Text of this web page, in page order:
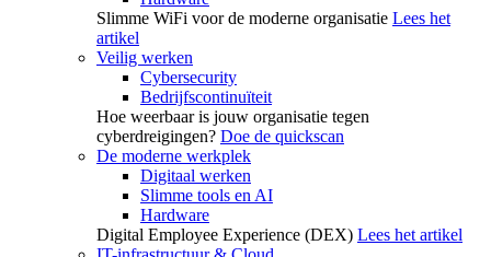
Slimme WiFi voor de moderne organisatie Lees het
artikel
Veilig werken
Cybersecurity
Bedrijfscontinuïteit
Hoe weerbaar is jouw organisatie tegen
cyberdreigingen? Doe de quickscan
De moderne werkplek
Digitaal werken
Slimme tools en AI
Hardware
Digital Employee Experience (DEX) Lees het artikel